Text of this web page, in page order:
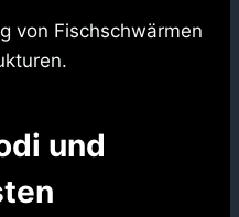
von Fischschwärmen
und